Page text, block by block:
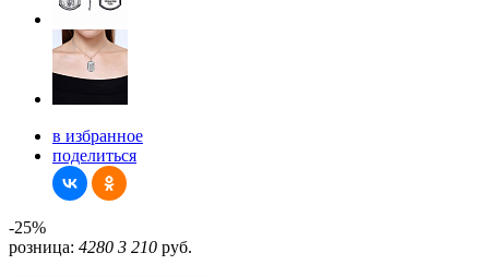
в избранное
поделиться
-25%
розница: 4280 3 210 руб.